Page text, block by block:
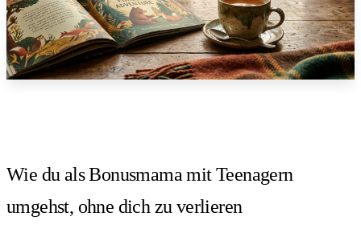
Wie du als Bonusmama mit Teenagern
umgehst, ohne dich zu verlieren